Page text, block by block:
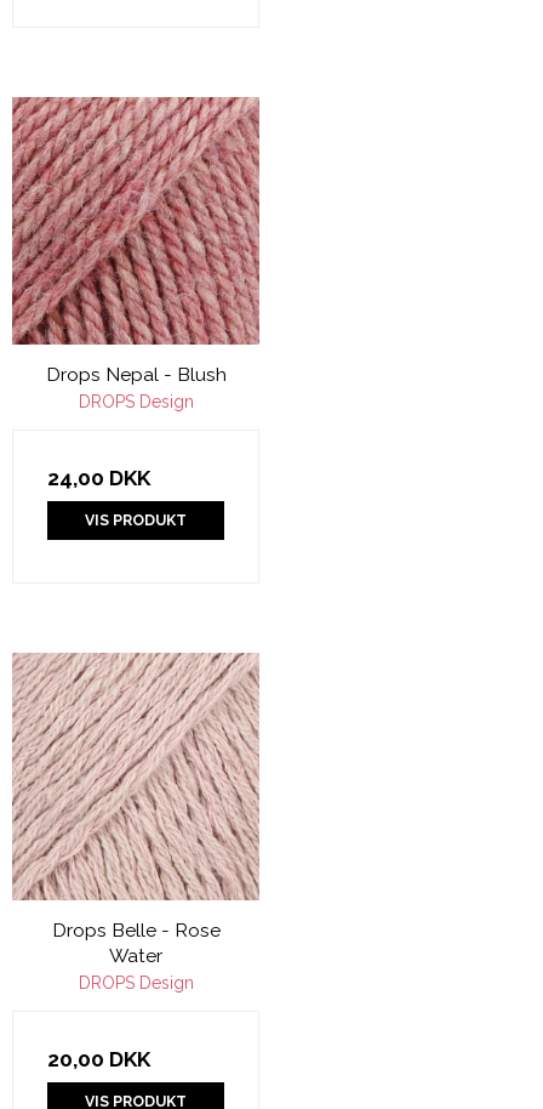
Drops Nepal - Blush
DROPS Design
24,00 DKK
VIS PRODUKT
Drops Belle - Rose
Water
DROPS Design
20,00 DKK
VIS PRODUKT